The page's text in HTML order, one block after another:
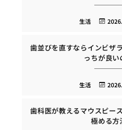
生活
歯並びを直すならインビザ
っちが良い
生活
歯科医が教えるマウスピー
極める方